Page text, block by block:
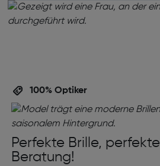
100% Optiker
Perfekte Brille, perfekte
Beratung!